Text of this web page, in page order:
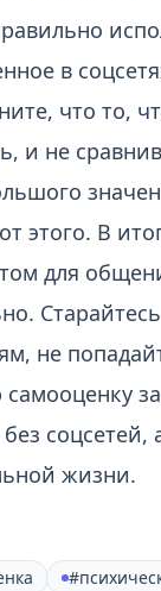
в
что то,
и не
этого. В
для
не
жизни.